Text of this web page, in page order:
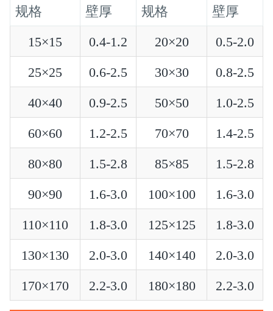
规格 壁厚 规格
壁厚
15×15
0.4-1.2 20×20
0.5-2.0
25×25
0.6-2.5 30×30
0.8-2.5
40×40
0.9-2.5 50×50
1.0-2.5
60×60
1.2-2.5 70×70
1.4-2.5
80×80
1.5-2.8 85×85
1.5-2.8
90×90
1.6-3.0 100×100
1.6-3.0
110×110
1.8-3.0 125×125
1.8-3.0
130×130
2.0-3.0 140×140
2.0-3.0
170×170
2.2-3.0 180×180 2.2-3.0